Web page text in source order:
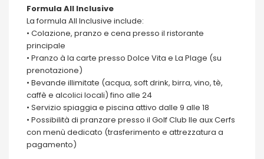
Formula All Inclusive
La formula All Inclusive include:
• Colazione, pranzo e cena presso il ristorante
principale
• Pranzo à la carte presso Dolce Vita e La Plage (su
prenotazione)
• Bevande illimitate (acqua, soft drink, birra, vino, tè,
caffè e alcolici locali) fino alle 24
• Servizio spiaggia e piscina attivo dalle 9 alle 18
• Possibilità di pranzare presso il Golf Club Ile aux Cerfs
con menù dedicato (trasferimento e attrezzatura a
pagamento)